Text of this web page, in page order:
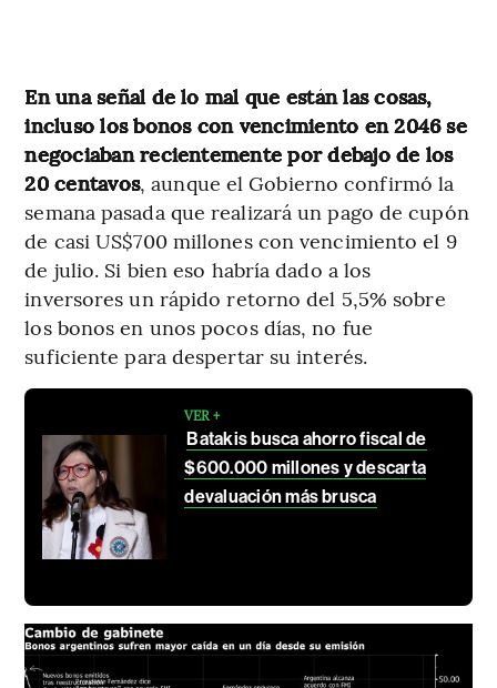
En una señal de lo mal que están las cosas,
incluso los bonos con vencimiento en 2046 se
negociaban recientemente por debajo de los
20 centavos, aunque el Gobierno confirmó la
semana pasada que realizará un pago de cupón
de casi US$700 millones con vencimiento el 9
de julio. Si bien eso habría dado a los
inversores un rápido retorno del 5,5% sobre
los bonos en unos pocos días, no fue
suficiente para despertar su interés.
VER +
Batakis busca ahorro fiscal de
$600.000 millones y descarta
devaluación más brusca